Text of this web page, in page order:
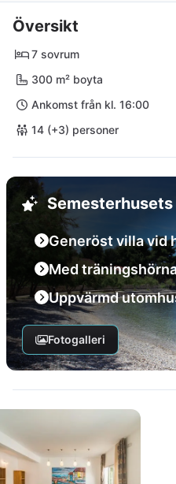
Översikt
7 sovrum
300 m² boyta
Ankomst från kl. 16:00
14 (+3) personer
Generöst villa vid
Med
Uppvärmd
Fotogalleri